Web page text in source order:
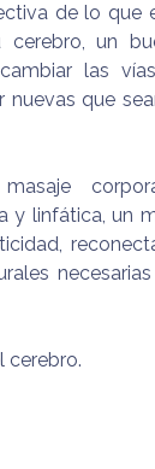
de lo que
un
las
que
y linfática, un
cerebro.